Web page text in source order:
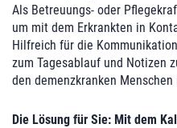
Als Betreuungs- oder
um mit dem Erkrankten in
Hilfreich für die
zum Tagesablauf und Notizen
den demenzkranken
Die Lösung für Sie: Mit dem